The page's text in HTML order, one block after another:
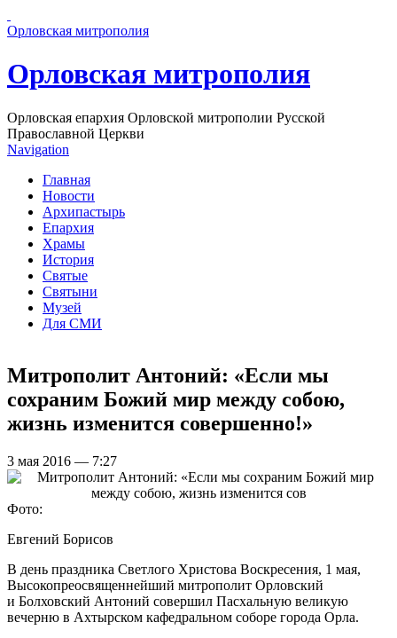
Орловская митрополия
Орловская митрополия
Орловская епархия Орловской митрополии Русской
Православной Церкви
Navigation
Главная
Новости
Архипастырь
Епархия
Храмы
История
Святые
Святыни
Музей
Для СМИ
Митрополит Антоний: «Если мы
сохраним Божий мир между собою,
жизнь изменится совершенно!»
3 мая 2016 — 7:27
Фото:
Евгений Борисов
В день праздника Светлого Христова Воскресения, 1 мая,
Высокопреосвященнейший митрополит Орловский
и Болховский Антоний совершил Пасхальную великую
вечерню в Ахтырском кафедральном соборе города Орла.